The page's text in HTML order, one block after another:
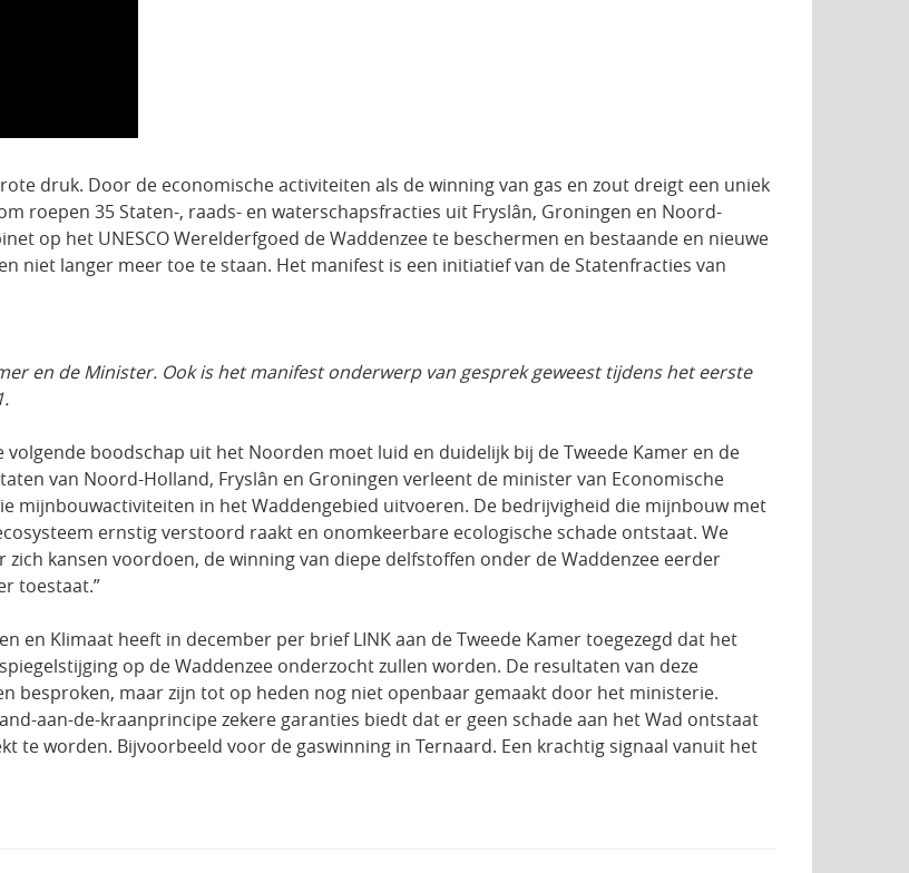
druk. Door de economische activiteiten als de winning van gas en zout dreigt een uniek
roepen 35 Staten-, raads- en waterschapsfracties uit Fryslân, Groningen en Noord-
op het UNESCO Werelderfgoed de Waddenzee te beschermen en bestaande en nieuwe
niet langer meer toe te staan. Het manifest is een initiatief van de Statenfracties van
en de Minister. Ook is het manifest onderwerp van gesprek geweest tijdens het eerste
volgende boodschap uit het Noorden moet luid en duidelijk bij de Tweede Kamer en de
van Noord-Holland, Fryslân en Groningen verleent de minister van Economische
mijnbouwactiviteiten in het Waddengebied uitvoeren. De bedrijvigheid die mijnbouw met
ernstig verstoord raakt en onomkeerbare ecologische schade ontstaat. We
kansen voordoen, de winning van diepe delfstoffen onder de Waddenzee eerder
toestaat.”
en Klimaat heeft in december per brief LINK aan de Tweede Kamer toegezegd dat het
op de Waddenzee onderzocht zullen worden. De resultaten van deze
besproken, maar zijn tot op heden nog niet openbaar gemaakt door het ministerie.
aan-de-kraanprincipe zekere garanties biedt dat er geen schade aan het Wad ontstaat
te worden. Bijvoorbeeld voor de gaswinning in Ternaard. Een krachtig signaal vanuit het